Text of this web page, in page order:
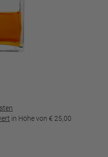
in Höhe von € 25,00